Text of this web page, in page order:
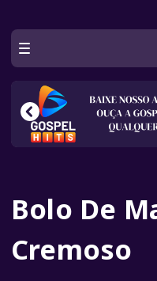
Bolo De
Cremoso